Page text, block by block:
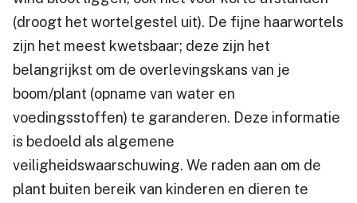
(droogt het wortelgestel uit). De fijne haarwortels
zijn het meest kwetsbaar; deze zijn het
belangrijkst om de overlevingskans van je
boom/plant (opname van water en
voedingsstoffen) te garanderen. Deze informatie
is bedoeld als algemene
veiligheidswaarschuwing. We raden aan om de
plant buiten bereik van kinderen en dieren te